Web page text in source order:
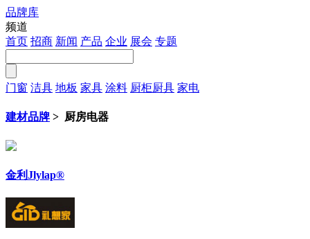
品牌库
频道
首页 招商 新闻 产品 企业 展会 专题
门窗 洁具 地板 家具 涂料 厨柜厨具 家电
建材品牌 > 厨房电器
金利Jlylap®